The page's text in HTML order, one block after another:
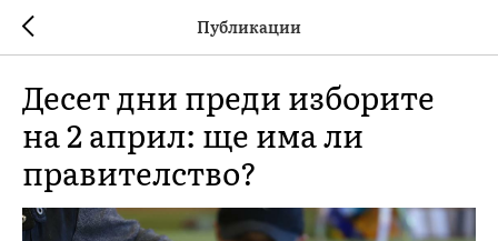
Публикации
Десет дни преди изборите
на 2 април: ще има ли
правителство?